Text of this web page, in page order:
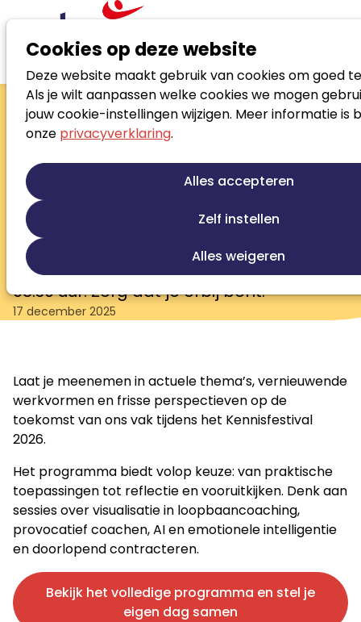
Cookies op deze website
Deze website maakt gebruik van cookies om goed
Als je wilt aanpassen welke cookies we mogen
jouw cookie-instellingen wijzigen. Meer informatie is
onze privacyverklaring.
Alles accepteren
Zelf instellen
Alles weigeren
Nieuws Programma Noloc Kennisfestival bekend
Programma Noloc
Kennisfestival bekend
Het programma is rond! Het Noloc
Kennisfestival belooft een inspirerende
dag vol kennis, verdieping en
ontmoeting met vakgenoten. De
ticketverkoop start op 20 januari om
08.30 uur. Zorg dat je erbij bent.
17 december 2025
Laat je meenemen in actuele thema’s, vernieuwende
werkvormen en frisse perspectieven op de
toekomst van ons vak tijdens het Kennisfestival
2026.
Het programma biedt volop keuze: van praktische
toepassingen tot reflectie en vooruitkijken. Denk aan
sessies over visualisatie in loopbaancoaching,
provocatief coachen, AI en emotionele intelligentie
en doorlopend contracteren.
Bekijk het volledige programma en stel je
eigen dag samen